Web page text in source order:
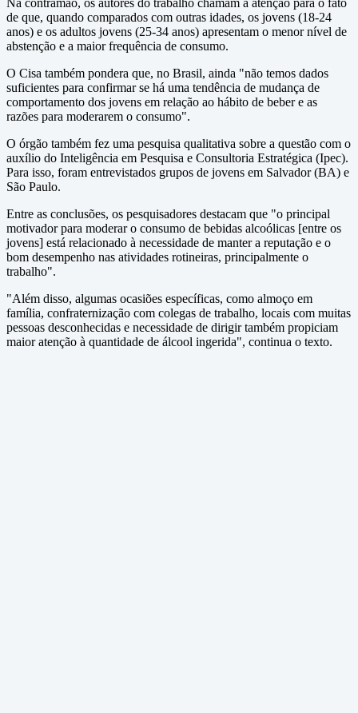
Na contramão, os autores do trabalho chamam a atenção para o fato
de que, quando comparados com outras idades, os jovens (18-24
anos) e os adultos jovens (25-34 anos) apresentam o menor nível de
abstenção e a maior frequência de consumo.
O Cisa também pondera que, no Brasil, ainda "não temos dados
suficientes para confirmar se há uma tendência de mudança de
comportamento dos jovens em relação ao hábito de beber e as
razões para moderarem o consumo".
O órgão também fez uma pesquisa qualitativa sobre a questão com o
auxílio do Inteligência em Pesquisa e Consultoria Estratégica (Ipec).
Para isso, foram entrevistados grupos de jovens em Salvador (BA) e
São Paulo.
Entre as conclusões, os pesquisadores destacam que "o principal
motivador para moderar o consumo de bebidas alcoólicas [entre os
jovens] está relacionado à necessidade de manter a reputação e o
bom desempenho nas atividades rotineiras, principalmente o
trabalho".
"Além disso, algumas ocasiões específicas, como almoço em
família, confraternização com colegas de trabalho, locais com muitas
pessoas desconhecidas e necessidade de dirigir também propiciam
maior atenção à quantidade de álcool ingerida", continua o texto.